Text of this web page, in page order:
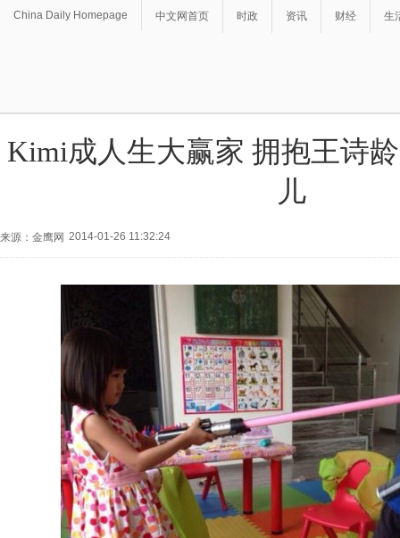
China Daily Homepage 中文网首页 时政 资讯 财经 生
Kimi成人生大赢家 拥抱王诗
儿
来源：金鹰网 2014-01-26 11:32:24